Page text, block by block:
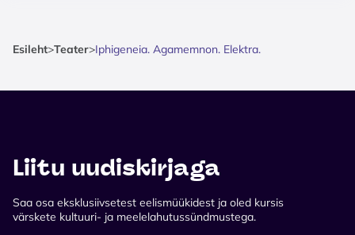
Esileht>Teater>Iphigeneia. Agamemnon. Elektra.
Liitu uudiskirjaga
Saa osa eksklusiivsetest eelismüükidest ja oled kursis
värskete kultuuri- ja meelelahutussündmustega.